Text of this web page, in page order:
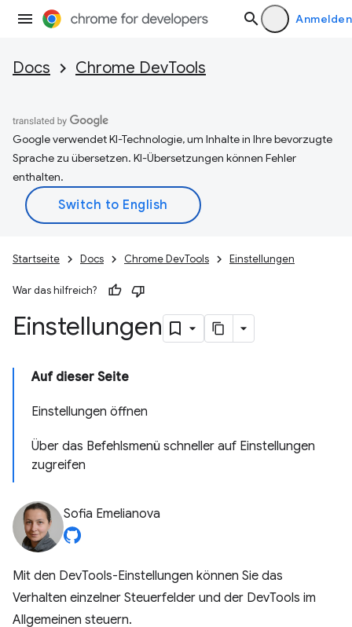
Anmelden
Docs Chrome DevTools
Google verwendet KI-Technologie, um Inhalte in Ihre bevorzugte
Sprache zu übersetzen. KI-Übersetzungen können Fehler
enthalten.
Startseite Docs Chrome DevTools Einstellungen
War das hilfreich?
Einstellungen
Auf dieser Seite
Einstellungen öffnen
Über das Befehlsmenü schneller auf Einstellungen
zugreifen
Sofia Emelianova
Mit den DevTools-Einstellungen können Sie das
Verhalten einzelner Steuerfelder und der DevTools im
Allgemeinen steuern.